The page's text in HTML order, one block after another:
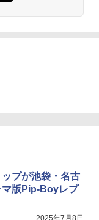
プが池袋・名古
マ版Pip-Boyレプ
2025年7月8日